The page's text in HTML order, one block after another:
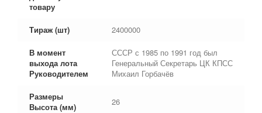
товару
Тираж (шт) 2400000
В момент
выхода лота
Руководителем
СССР с 1985 по 1991 год был
Генеральный Секретарь ЦК КПСС
Михаил Горбачёв
Размеры
Высота (мм)
26